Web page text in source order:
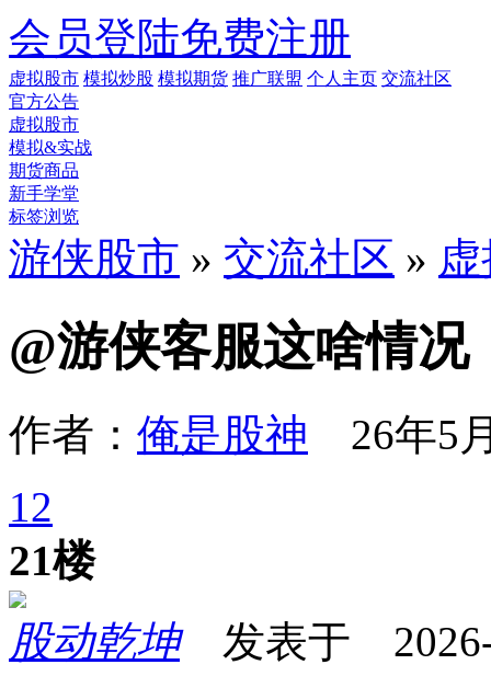
会员登陆免费注册
虚拟股市 模拟炒股 模拟期货 推广联盟 个人主页 交流社区
官方公告
虚拟股市
模拟&实战
期货商品
新手学堂
标签浏览
游侠股市 » 交流社区 »
@游侠客服这啥情况
作者： 俺是股神 26年5
12
21楼
股动乾坤发表于 2026-